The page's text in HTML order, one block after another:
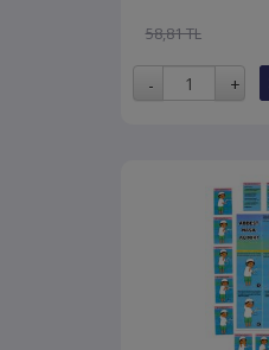
58,81 TL